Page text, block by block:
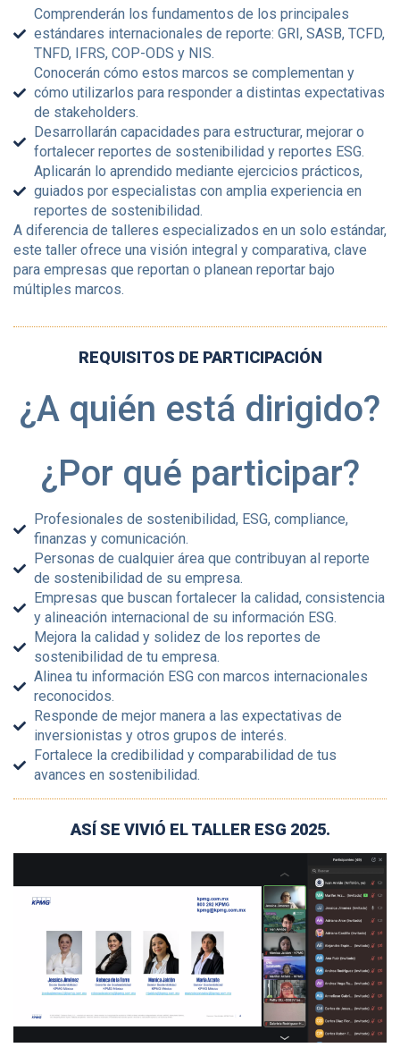
Comprenderán los fundamentos de los principales
estándares internacionales de reporte: GRI, SASB, TCFD,
TNFD, IFRS, COP-ODS y NIS.
Conocerán cómo estos marcos se complementan y
cómo utilizarlos para responder a distintas expectativas
de stakeholders.
Desarrollarán capacidades para estructurar, mejorar o
fortalecer reportes de sostenibilidad y reportes ESG.
Aplicarán lo aprendido mediante ejercicios prácticos,
guiados por especialistas con amplia experiencia en
reportes de sostenibilidad.
A diferencia de talleres especializados en un solo estándar,
este taller ofrece una visión integral y comparativa, clave
para empresas que reportan o planean reportar bajo
múltiples marcos.
REQUISITOS DE PARTICIPACIÓN
¿A quién está dirigido?
¿Por qué participar?
Profesionales de sostenibilidad, ESG, compliance,
finanzas y comunicación.
Personas de cualquier área que contribuyan al reporte
de sostenibilidad de su empresa.
Empresas que buscan fortalecer la calidad, consistencia
y alineación internacional de su información ESG.
Mejora la calidad y solidez de los reportes de
sostenibilidad de tu empresa.
Alinea tu información ESG con marcos internacionales
reconocidos.
Responde de mejor manera a las expectativas de
inversionistas y otros grupos de interés.
Fortalece la credibilidad y comparabilidad de tus
avances en sostenibilidad.
ASÍ SE VIVIÓ EL TALLER ESG 2025.